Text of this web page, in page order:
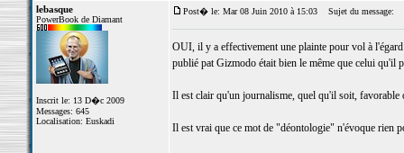
lebasque
PowerBook de Diamant
Inscrit le: 13 D�c 2009
Messages: 645
Localisation: Euskadi
Post� le: Mar 08 Juin 2010 à 15:03 Sujet du message:
OUI, il y a effectivement une plainte pour vol à
publié pat Gizmodo était bien le même que celui qu'il
Il est clair qu'un journalisme, quel qu'il soit, favorable
Il est vrai que ce mot de "déontologie" n'évoque rien